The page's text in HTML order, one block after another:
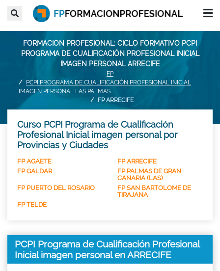
FORMACION PROFESIONAL: CICLO FORMATIVO PCPI
PROGRAMA DE CUALIFICACIÓN PROFESIONAL INICIAL
IMAGEN PERSONAL ARRECIFE
FP
PCPI PROGRAMA DE CUALIFICACIÓN PROFESIONAL INICIAL
IMAGEN PERSONAL LAS PALMAS
FP ARRECIFE
Curso PCPI Programa de Cualificación
Profesional Inicial imagen personal por
Provincias y Ciudades
FP AGAETE
FP ARRECIFE
FP GALDAR
FP PALMAS DE GRAN
CANARIA (LAS)
FP PUERTO DEL ROSARIO
FP SAN BARTOLOME DE
TIRAJANA
FP TELDE
PCPI Programa de Cualificación Profesional
Inicial imagen personal en ARRECIFE